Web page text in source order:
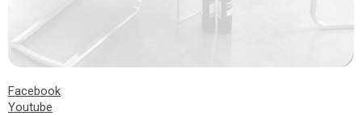
Facebook
Youtube